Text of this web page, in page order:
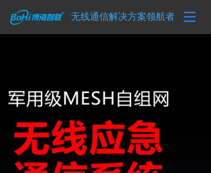
无线通信解决方案领航者